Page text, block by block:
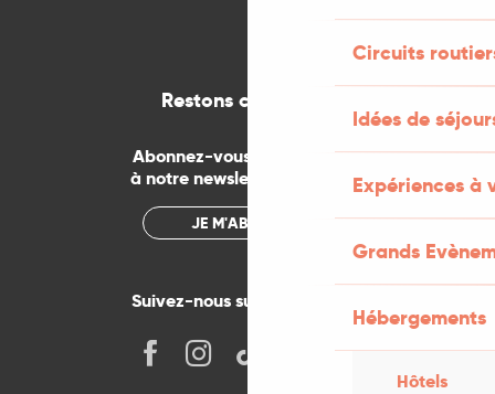
Circuits
Idées de
Expériences à
Grands
Hébergements
Hôtels
Restons connectés
Abonnez-vous gratuitement
à notre newsletter mensuelle
JE M'ABONNE
Suivez-nous sur les réseaux !